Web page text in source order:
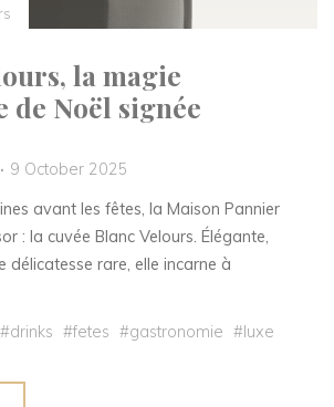
la magie
Noël signée
9 October 2025
avant les fêtes, la Maison Pannier
: la cuvée Blanc Velours. Élégante,
délicatesse rare, elle incarne à
#drinks #fetes #gastronomie #luxe